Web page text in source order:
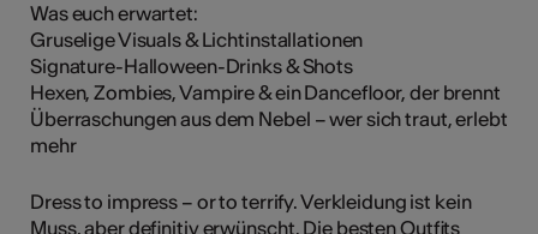
Was euch erwartet:
Gruselige Visuals & Lichtinstallationen
Signature-Halloween-Drinks & Shots
Hexen, Zombies, Vampire & ein Dancefloor, der brennt
Überraschungen aus dem Nebel – wer sich traut, erlebt
mehr
Dress to impress – or to terrify. Verkleidung ist kein
Muss, aber definitiv erwünscht. Die besten Outfits